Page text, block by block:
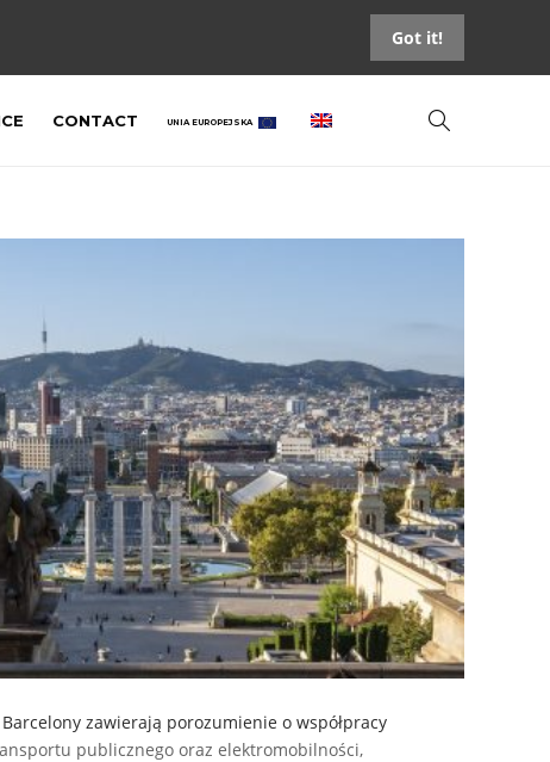
Got it!
CONTACT UNIA EUROPEJSKA
zawierają porozumienie o współpracy
publicznego oraz elektromobilności,